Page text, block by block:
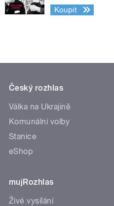
Koupit
Český rozhlas
Válka na Ukrajině
Komunální volby
Stanice
eShop
mujRozhlas
Živé vysílání